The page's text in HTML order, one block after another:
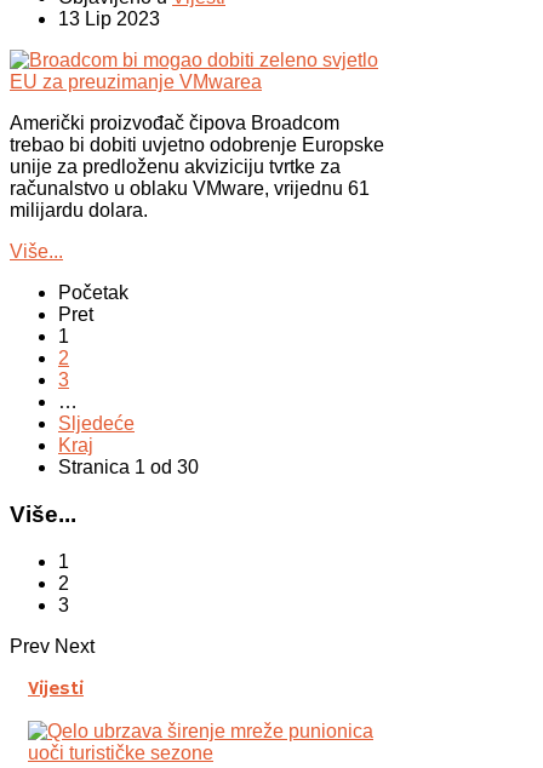
13 Lip 2023
Američki proizvođač čipova Broadcom
trebao bi dobiti uvjetno odobrenje Europske
unije za predloženu akviziciju tvrtke za
računalstvo u oblaku VMware, vrijednu 61
milijardu dolara.
Više...
Početak
Pret
1
2
3
…
Sljedeće
Kraj
Stranica 1 od 30
Više...
1
2
3
Prev Next
Vijesti